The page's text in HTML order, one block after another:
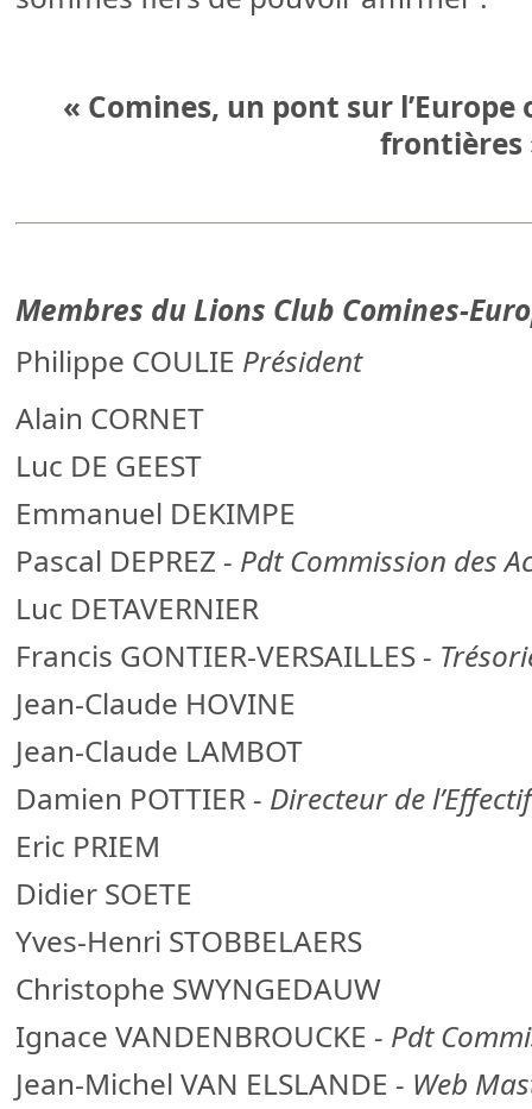
« Comines, un pont sur
frontières
Membres du Lions Club Comines-
Philippe COULIE Président
Alain CORNET
Luc DE GEEST
Emmanuel DEKIMPE
Pascal DEPREZ - Pdt Commission des
Luc DETAVERNIER
Francis GONTIER-VERSAILLES-
Jean-Claude HOVINE
Jean-Claude LAMBOT
Damien POTTIER- Directeur de l’Effectif
Eric PRIEM
Didier SOETE
Yves-Henri STOBBELAERS
Christophe SWYNGEDAUW
Ignace VANDENBROUCKE - Pdt
Jean-Michel VAN ELSLANDE - Web